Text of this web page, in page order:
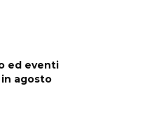
ed eventi
agosto